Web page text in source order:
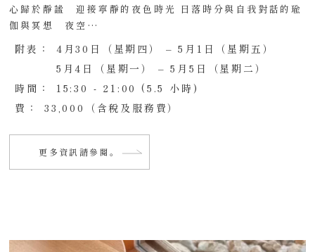
心歸於靜謐 迎接寧靜的夜色時光 日落時分與自我對話的瑜
伽與冥想 夜空…
附表：
4月30日（星期四） – 5月1日（星期五）
5月4日（星期一） – 5月5日（星期二）
時間：
15:30 - 21:00 (5.5 小時)
費：
33,000（含稅及服務費）
更多資訊請參閱。